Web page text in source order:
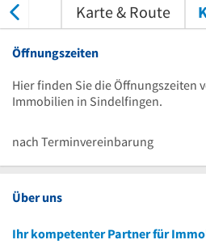
Karte & Route
Öffnungszeiten
Hier finden Sie die Öffnungszeiten
Immobilien in Sindelfingen.
nach Terminvereinbarung
Über uns
Ihr kompetenter Partner für